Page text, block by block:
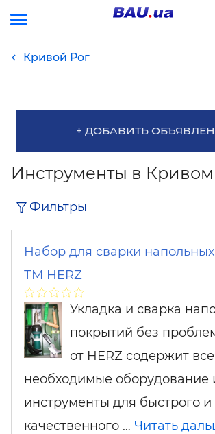
Кривой Рог
+ ДОБАВИТЬ
Инструменты в Кривом
Фильтры
Набор для сварки
ТМ HERZ
Укладка и сварка
покрытий без
от HERZ содержит все
необходимые оборудование
инструменты для быстрого и
качественного … Читать